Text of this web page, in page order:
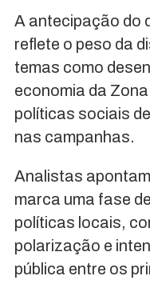
A antecipação do
reflete o peso da
temas como
economia da
políticas sociais
nas campanhas.
Analistas
marca uma fase
políticas locais,
polarização e
pública entre os